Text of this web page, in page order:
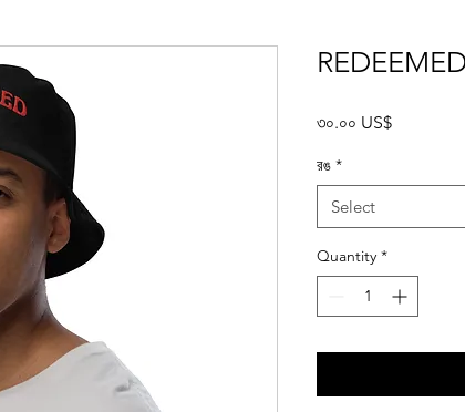
৩০.০০ US$Price
রঙ *
Select
Quantity *